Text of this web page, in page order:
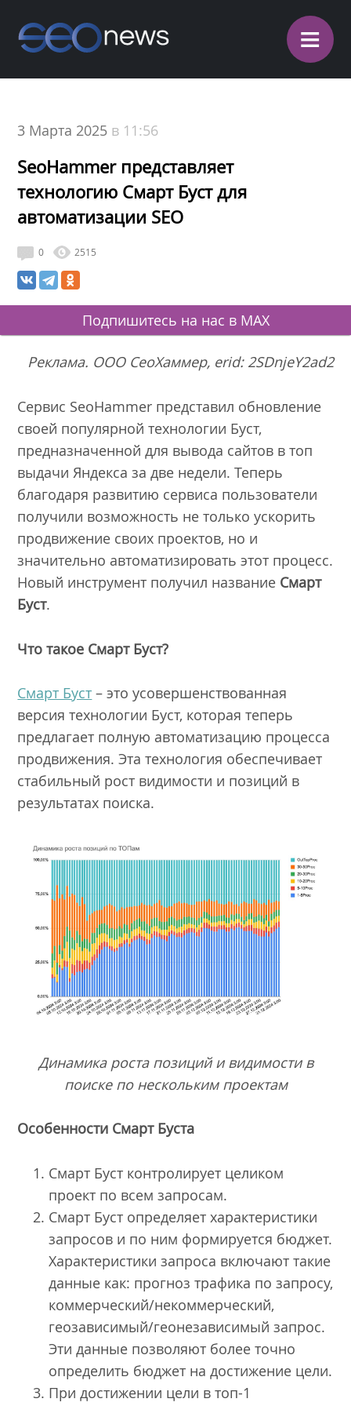
≡
3 Марта 2025 в 11:56
SeoHammer представляет
технологию Смарт Буст для
автоматизации SEO
0 2515
Подпишитесь на нас в MAX
Реклама. ООО СеоХаммер, erid: 2SDnjeY2ad2
Сервис SeoHammer представил обновление
своей популярной технологии Буст,
предназначенной для вывода сайтов в топ
выдачи Яндекса за две недели. Теперь
благодаря развитию сервиса пользователи
получили возможность не только ускорить
продвижение своих проектов, но и
значительно автоматизировать этот процесс.
Новый инструмент получил название Смарт
Буст.
Что такое Смарт Буст?
Смарт Буст – это усовершенствованная
версия технологии Буст, которая теперь
предлагает полную автоматизацию процесса
продвижения. Эта технология обеспечивает
стабильный рост видимости и позиций в
результатах поиска.
Динамика роста позиций и видимости в
поиске по нескольким проектам
Особенности Смарт Буста
Смарт Буст контролирует целиком
проект по всем запросам.
Смарт Буст определяет характеристики
запросов и по ним формируется бюджет.
Характеристики запроса включают такие
данные как: прогноз трафика по запросу,
коммерческий/некоммерческий,
геозависимый/геонезависимый запрос.
Эти данные позволяют более точно
определить бюджет на достижение цели.
При достижении цели в топ-1